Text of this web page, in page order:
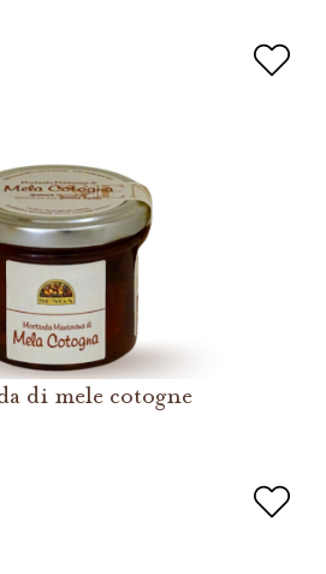
di mele cotogne